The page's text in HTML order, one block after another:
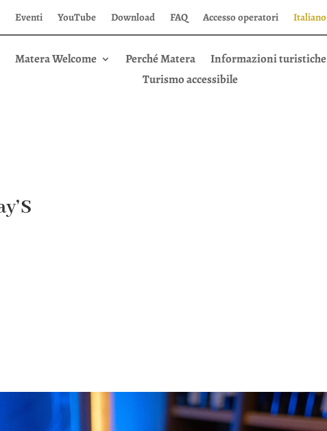
Eventi YouTube Download FAQ Accesso operatori Italiano
Matera Welcome Perché Matera Informazioni turistiche
Turismo accessibile